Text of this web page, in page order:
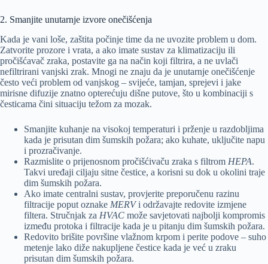
2. Smanjite unutarnje izvore onečišćenja
Kada je vani loše, zaštita počinje time da ne uvozite problem u dom.
Zatvorite prozore i vrata, a ako imate sustav za klimatizaciju ili
pročišćavač zraka, postavite ga na način koji filtrira, a ne uvlači
nefiltrirani vanjski zrak. Mnogi ne znaju da je unutarnje onečišćenje
često veći problem od vanjskog – svijeće, tamjan, sprejevi i jake
mirisne difuzije znatno opterećuju dišne putove, što u kombinaciji s
česticama čini situaciju težom za mozak.
Smanjite kuhanje na visokoj temperaturi i prženje u razdobljima
kada je prisutan dim šumskih požara; ako kuhate, uključite napu
i prozračivanje.
Razmislite o prijenosnom pročišćivaču zraka s filtrom HEPA.
Takvi uređaji ciljaju sitne čestice, a korisni su dok u okolini traje
dim šumskih požara.
Ako imate centralni sustav, provjerite preporučenu razinu
filtracije poput oznake MERVi održavajte redovite izmjene
filtera. Stručnjak za HVAC može savjetovati najbolji kompromis
između protoka i filtracije kada je u pitanju dim šumskih požara.
Redovito brišite površine vlažnom krpom i perite podove – suho
metenje lako diže nakupljene čestice kada je već u zraku
prisutan dim šumskih požara.